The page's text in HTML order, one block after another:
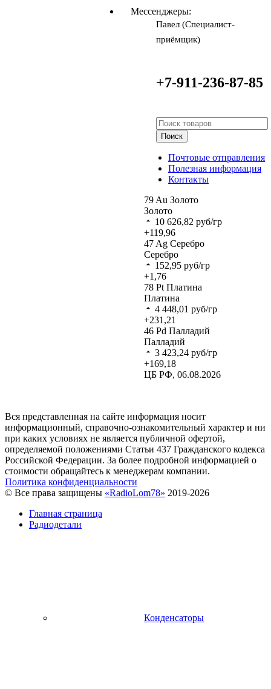
Мессенджеры:
Павел (Специалист-
приёмщик)
+7-911-236-87-85
Поиск
Почтовые отправления
Полезная информация
Контакты
79 Au Золото
Золото
10 626,82 руб/гр
+119,96
47 Ag Серебро
Серебро
152,95 руб/гр
+1,76
78 Pt Платина
Платина
4 448,01 руб/гр
+231,21
46 Pd Палладий
Палладий
3 423,24 руб/гр
+169,18
ЦБ РФ, 06.08.2026
Вся представленная на сайте информация носит
информационный, справочно-ознакомительный характер и ни
при каких условиях не является публичной офертой,
определяемой положениями Статьи 437 Гражданского кодекса
Российской Федерации. За более подробной информацией о
стоимости обращайтесь к менеджерам компании.
Политика конфиденциальности
© Все права защищены «RadioLom78» 2019-2026
Главная страница
Радиодетали
Конденсаторы